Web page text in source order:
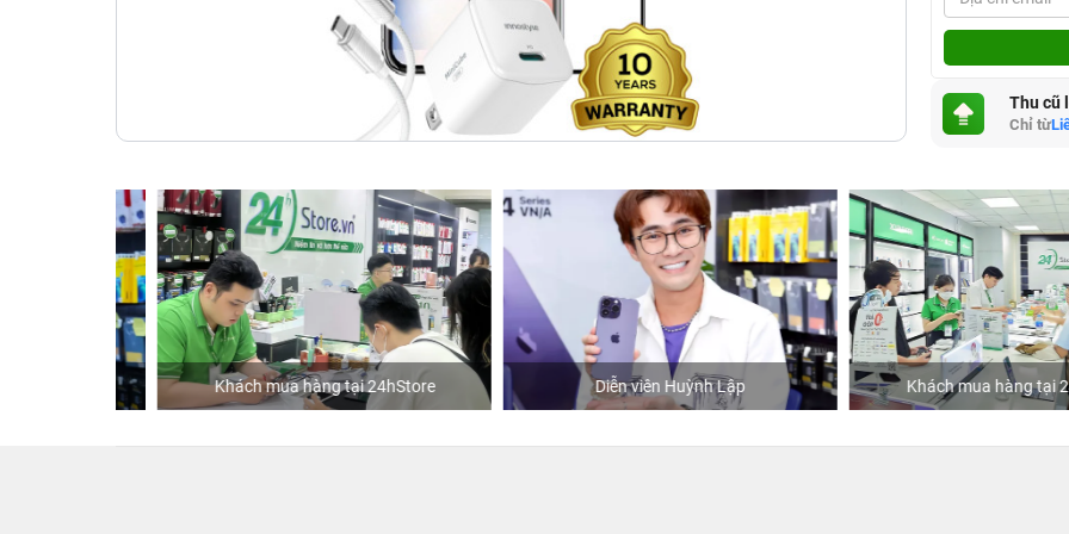
Thu cũ
Chỉ từ
Khách mua hàng tại 24hStore Diễn viên Huỳnh Lập Khách mua hàng tại